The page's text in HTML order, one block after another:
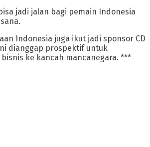
jadi jalan bagi pemain Indonesia
Indonesia juga ikut jadi sponsor CD
dianggap prospektif untuk
ke kancah mancanegara. ***